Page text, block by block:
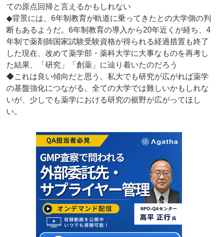
ての原点回帰と言えるかもしれない
◆背景には、6年制教育が軌道に乗ってきたとの大学側の判
断もあるようだ。6年制教育の導入から20年近くが経ち、4
年制で薬剤師国家試験受験資格が得られる経過措置も終了
した現在、改めて薬学部・薬科大学に大事なものを再考し
た結果、「研究」「創薬」に辿り着いたのだろう
◆これは良い傾向だと思う。私大でも研究が広がれば薬学
の基盤強化につながる。全ての大学では難しいかもしれな
いが、少しでも薬学における研究の裾野が広がってほし
い。